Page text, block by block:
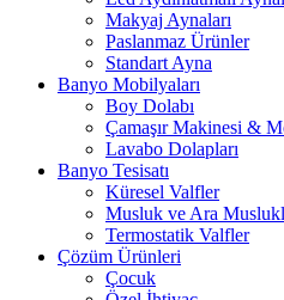
Makyaj Aynaları
Paslanmaz Ürünler
Standart Ayna
Banyo Mobilyaları
Boy Dolabı
Çamaşır Makinesi &
Lavabo Dolapları
Banyo Tesisatı
Küresel Valfler
Musluk ve Ara
Termostatik Valfler
Çözüm Ürünleri
Çocuk